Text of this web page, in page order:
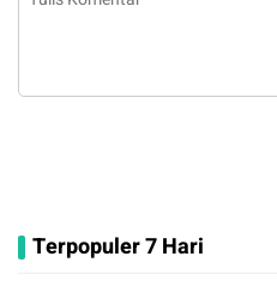
Terpopuler 7 Hari